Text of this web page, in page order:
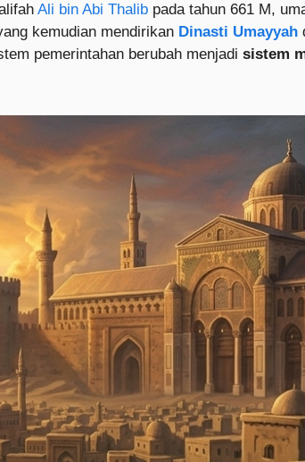
Ali bin Abi Thalib pada tahun 661 M,
kemudian mendirikan Dinasti Umayyah
pemerintahan berubah menjadi sistem